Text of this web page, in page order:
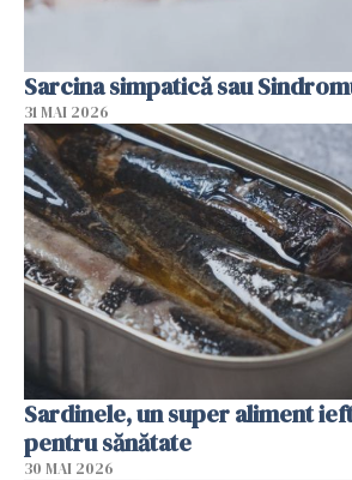
Sarcina simpatică sau
31 MAI 2026
Sardinele, un super aliment
pentru sănătate
30 MAI 2026